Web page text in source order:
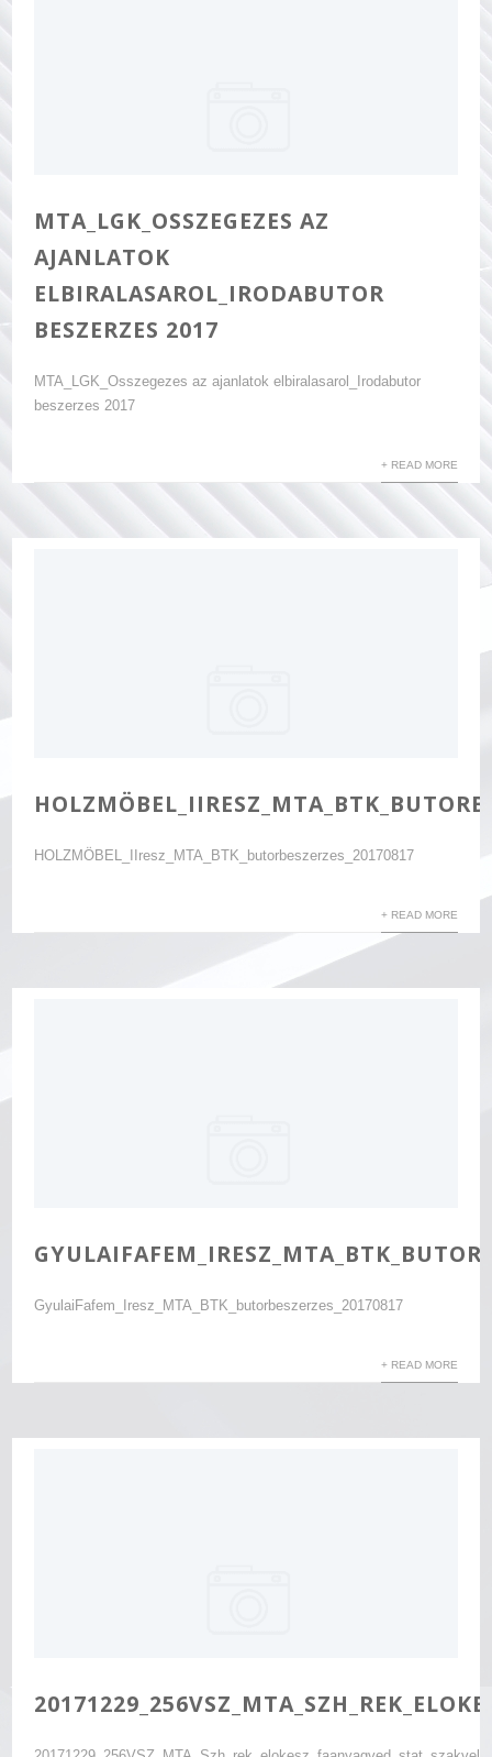
MTA_LGK_OSSZEGEZES AZ
AJANLATOK
ELBIRALASAROL_IRODABUTOR
BESZERZES 2017
MTA_LGK_Osszegezes az ajanlatok elbiralasarol_Irodabutor
beszerzes 2017
+ READ MORE
HOLZMÖBEL_IIresz_MTA_BTK_butorbeszerzes_20170817
+ READ MORE
GyulaiFafem_Iresz_MTA_BTK_butorbeszerzes_20170817
+ READ MORE